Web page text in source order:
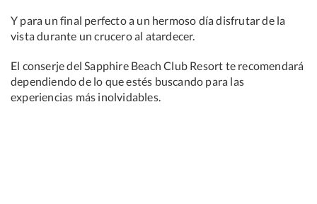
Y para un final perfecto a un hermoso día disfrutar de la
vista durante un crucero al atardecer.
El conserje del Sapphire Beach Club Resort te recomendará
dependiendo de lo que estés buscando para las
experiencias más inolvidables.